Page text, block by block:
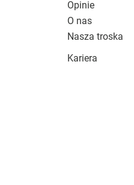
Opinie
O nas
Nasza troska
Kariera